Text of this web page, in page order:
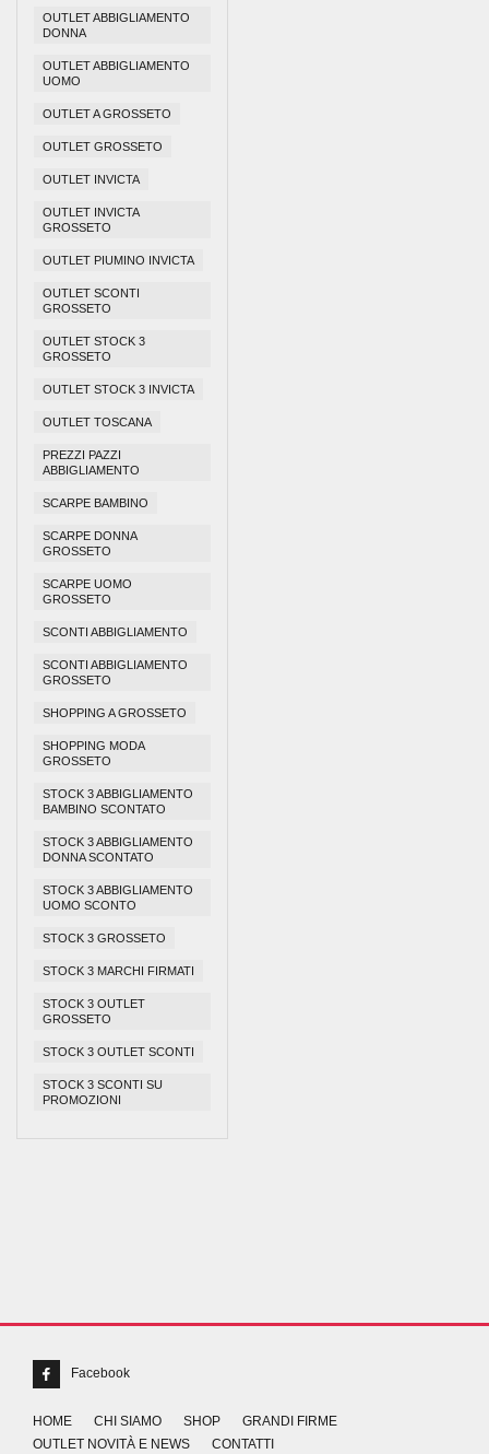
OUTLET ABBIGLIAMENTO
DONNA
OUTLET ABBIGLIAMENTO
UOMO
OUTLET A GROSSETO
OUTLET GROSSETO
OUTLET INVICTA
OUTLET INVICTA
GROSSETO
OUTLET PIUMINO INVICTA
OUTLET SCONTI
GROSSETO
OUTLET STOCK 3
GROSSETO
OUTLET STOCK 3 INVICTA
OUTLET TOSCANA
PREZZI PAZZI
ABBIGLIAMENTO
SCARPE BAMBINO
SCARPE DONNA
GROSSETO
SCARPE UOMO
GROSSETO
SCONTI ABBIGLIAMENTO
SCONTI ABBIGLIAMENTO
GROSSETO
SHOPPING A GROSSETO
SHOPPING MODA
GROSSETO
STOCK 3 ABBIGLIAMENTO
BAMBINO SCONTATO
STOCK 3 ABBIGLIAMENTO
DONNA SCONTATO
STOCK 3 ABBIGLIAMENTO
UOMO SCONTO
STOCK 3 GROSSETO
STOCK 3 MARCHI FIRMATI
STOCK 3 OUTLET
GROSSETO
STOCK 3 OUTLET SCONTI
STOCK 3 SCONTI SU
PROMOZIONI
Facebook
HOME CHI SIAMO SHOP
GRANDI FIRME
OUTLET NOVITÀ E NEWS
CONTATTI